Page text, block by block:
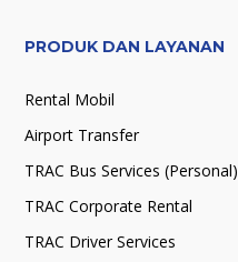
PRODUK DAN LAYANAN
Rental Mobil
Airport Transfer
TRAC Bus Services (Personal)
TRAC Corporate Rental
TRAC Driver Services